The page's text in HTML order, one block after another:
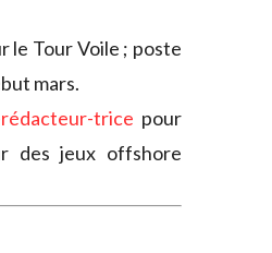
le Tour Voile ; poste
mars.
trice pour
des jeux offshore